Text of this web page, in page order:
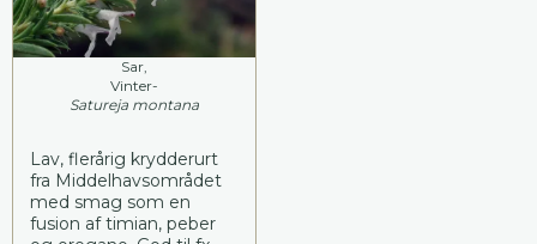
Sar,
Vinter-
Satureja montana
Lav, flerårig krydderurt
fra Middelhavsområdet
med smag som en
fusion af timian, peber